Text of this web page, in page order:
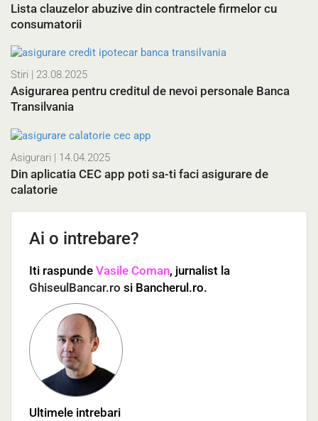
Lista clauzelor abuzive din contractele firmelor cu
consumatorii
Stiri | 23.08.2025
Asigurarea pentru creditul de nevoi personale Banca
Transilvania
Asigurari | 14.04.2025
Din aplicatia CEC app poti sa-ti faci asigurare de
calatorie
Ai o intrebare?
Iti raspunde Vasile Coman, jurnalist la
GhiseulBancar.ro si Bancherul.ro.
Ultimele intrebari